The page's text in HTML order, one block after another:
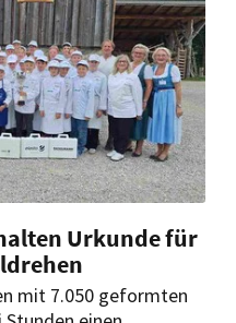
Urkunde für
mit 7.050 geformten